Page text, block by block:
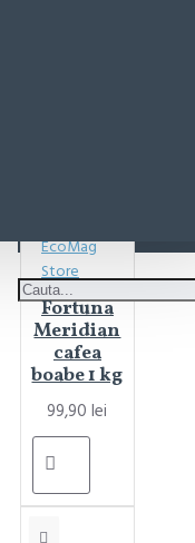
EcoMag
Store
Fortuna
Meridian
cafea
boabe 1 kg
99,90 lei